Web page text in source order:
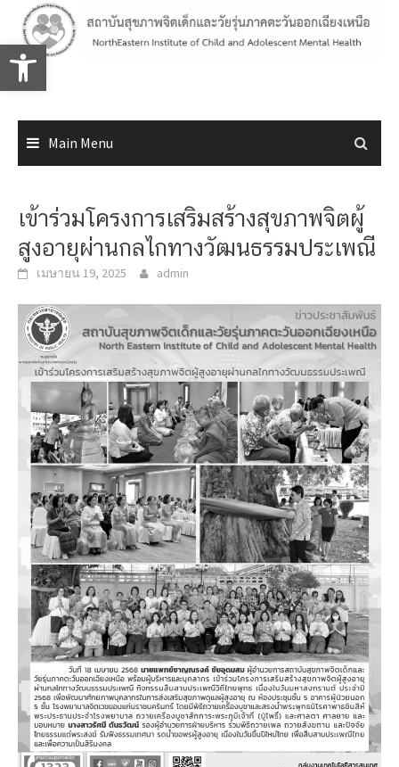
Open toolbar
content
Main Menu
เข้าร่วมโครงการเสริมสร้างสุขภาพจิตผู้
สูงอายุผ่านกลไกทางวัฒนธรรมประเพณี
เมษายน 19, 2025 admin